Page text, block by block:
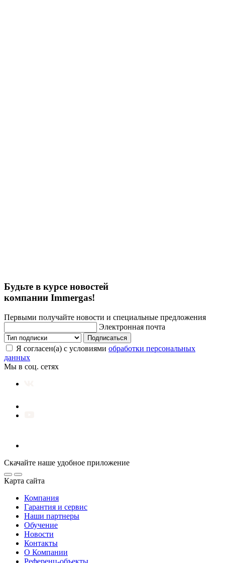
Будьте в курсе новостей
компании Immergas!
Первыми получайте новости и специальные предложения
Электронная почта
Подписаться
Я согласен(а) с условиями обработки персональных
данных
Мы в соц. сетях
Скачайте наше удобное приложение
Карта сайта
Компания
Гарантия и сервис
Наши партнеры
Обучение
Новости
Контакты
О Компании
Референц-объекты